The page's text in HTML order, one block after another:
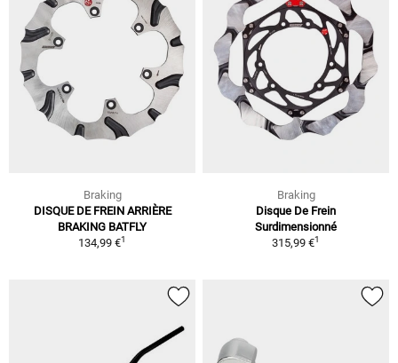
Braking
DISQUE DE FREIN ARRIÈRE
BRAKING BATFLY
134,99 €1
Braking
Disque De Frein
Surdimensionné
315,99 €1